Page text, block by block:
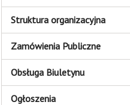
Struktura organizacyjna
Zamówienia Publiczne
Obsługa Biuletynu
Ogłoszenia